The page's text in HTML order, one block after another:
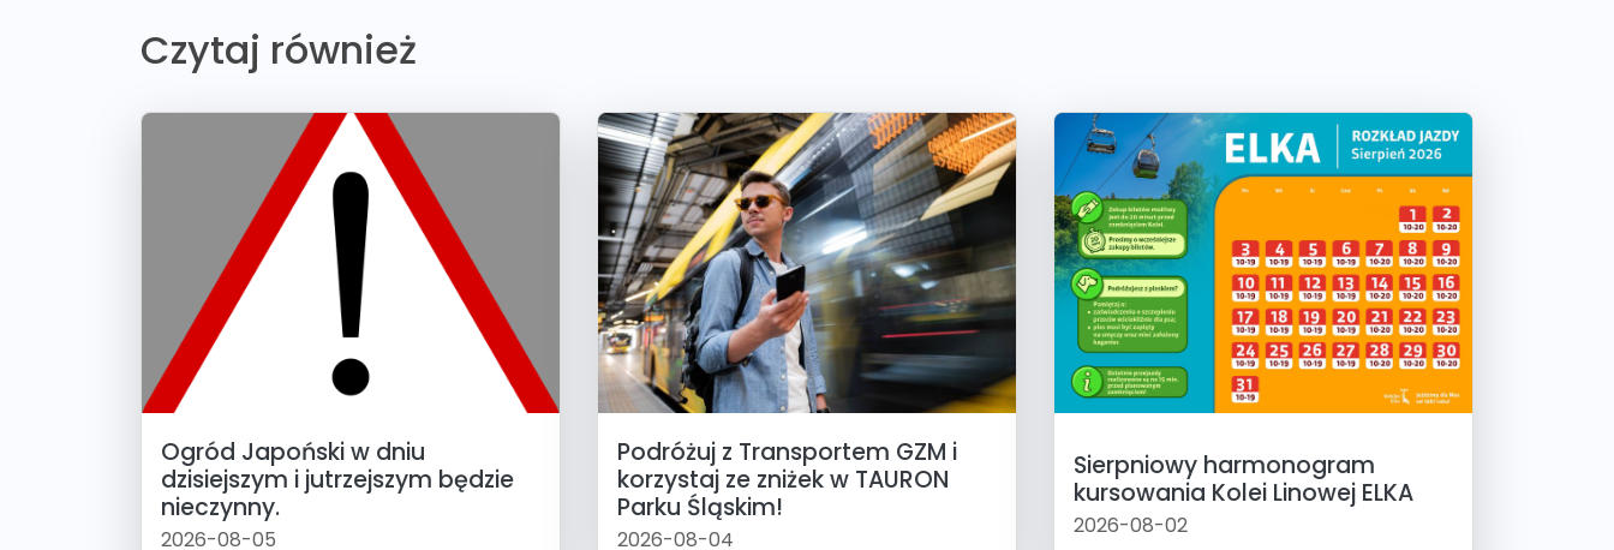
Czytaj również
Ogród Japoński w dniu
dzisiejszym i jutrzejszym będzie
nieczynny.
2026-08-05
Podróżuj z Transportem GZM i
korzystaj ze zniżek w TAURON
Parku Śląskim!
2026-08-04
Sierpniowy harmonogram
kursowania Kolei Linowej ELKA
2026-08-02